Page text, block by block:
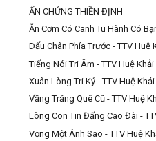
ẤN CHỨNG THIỀN ĐỊNH
Ăn Cơm Có Canh Tu Hành Có
Dấu Chân Phía Trước - TTV Huệ
Tiếng Nói Tri Âm - TTV Huệ Khải
Xuân Lòng Tri Kỷ - TTV Huệ Khải
Vầng Trăng Quê Cũ - TTV Huệ
Lòng Con Tin Đấng Cao Đài -
Vọng Một Ánh Sao - TTV Huệ